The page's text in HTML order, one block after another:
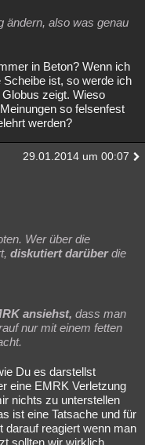
ändern, also was genau
in Beton? Wenn ich
Scheibe ist, so werde ich
zeigt. Wieso
so felsenfest
werden?
29.01.2014 um 00:07
Wer über die
diskutiert darüberdie
ansiehst, dass man
nur mit einem fetten
Du es darstellst
eine EMRK Verletzung
nichts zu unterstellen
ist eine Tatsache und für
darauf reagiert wenn man
sollten wir wirklich